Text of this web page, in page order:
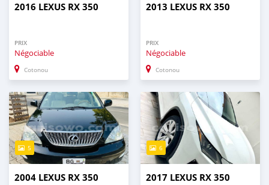
2016 LEXUS RX 350
PRIX
Négociable
Cotonou
2013 LEXUS RX 350
PRIX
Négociable
Cotonou
5
2004 LEXUS RX 350
6
2017 LEXUS RX 350